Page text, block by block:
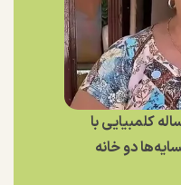
شایعه کلمبیا؛ زن ۶۷ ساله کلمبیایی با
دو خانه